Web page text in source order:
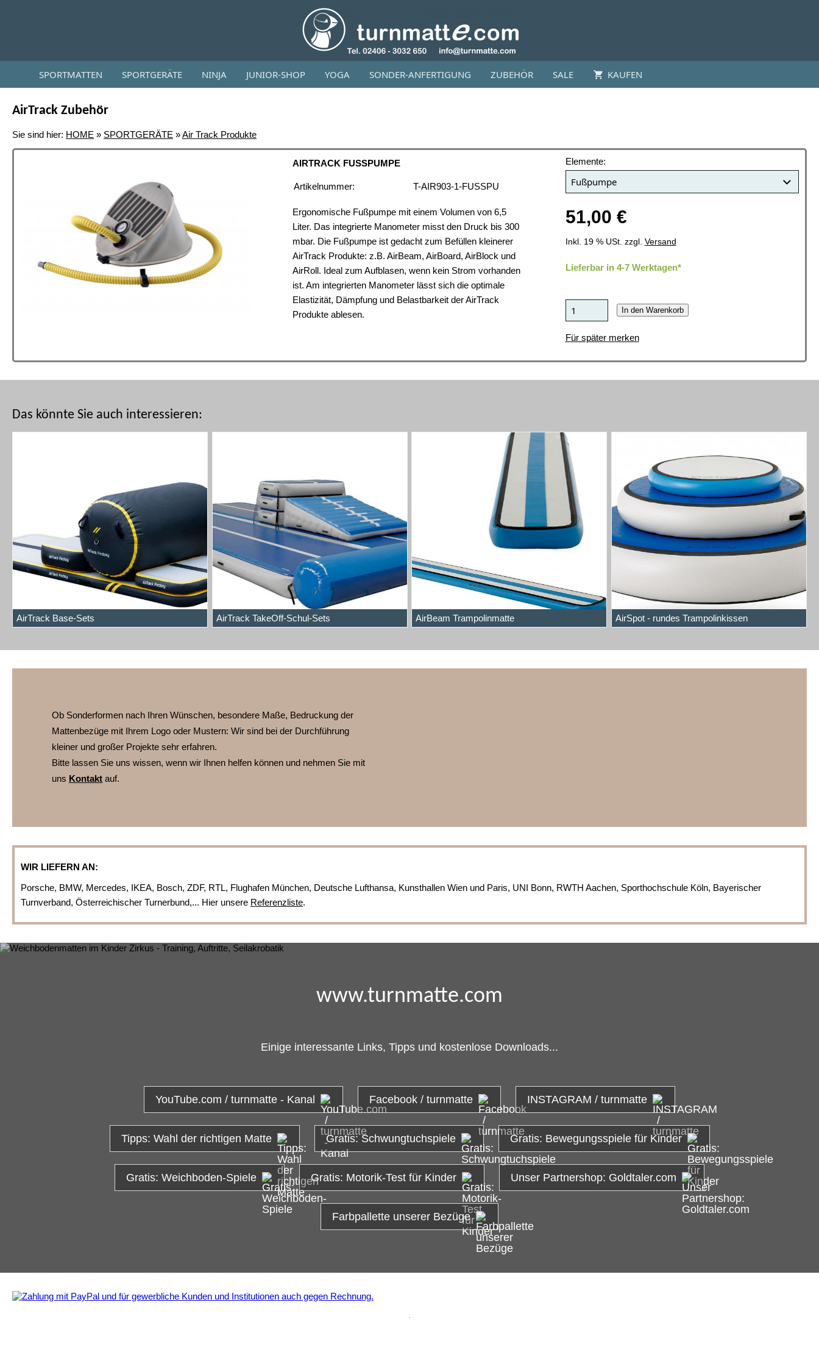
SPORTMATTEN SPORTGERÄTE NINJA JUNIOR-SHOP YOGA SONDER-ANFERTIGUNG ZUBEHÖR SALE KAUFEN
AirTrack Zubehör
Sie sind hier: HOME » SPORTGERÄTE »Air Track Produkte
AIRTRACK FUSSPUMPE
Artikelnummer: T-AIR903-1-FUSSPU
Ergonomische Fußpumpe mit einem Volumen von 6,5
Liter. Das integrierte Manometer misst den Druck bis 300
mbar. Die Fußpumpe ist gedacht zum Befüllen kleinerer
AirTrack Produkte: z.B. AirBeam, AirBoard, AirBlock und
AirRoll. Ideal zum Aufblasen, wenn kein Strom vorhanden
ist. Am integrierten Manometer lässt sich die optimale
Elastizität, Dämpfung und Belastbarkeit der AirTrack
Produkte ablesen.
Elemente:
51,00 €
Inkl. 19 % USt. zzgl. Versand
Lieferbar in 4-7 Werktagen*
In den Warenkorb
Für später merken
Das könnte Sie auch interessieren:
AirTrack Base-Sets AirTrack TakeOff-Schul-Sets AirBeam Trampolinmatte AirSpot - rundes Trampolinkissen
Ob Sonderformen nach Ihren Wünschen, besondere Maße, Bedruckung der
Mattenbezüge mit Ihrem Logo oder Mustern: Wir sind bei der Durchführung
kleiner und großer Projekte sehr erfahren.
Bitte lassen Sie uns wissen, wenn wir Ihnen helfen können und nehmen Sie mit
uns Kontakt auf.
WIR LIEFERN AN:
Porsche, BMW, Mercedes, IKEA, Bosch, ZDF, RTL, Flughafen München, Deutsche Lufthansa, Kunsthallen Wien und Paris, UNI Bonn, RWTH Aachen, Sporthochschule Köln, Bayerischer
Turnverband, Österreichischer Turnerbund,... Hier unsere Referenzliste.
www.turnmatte.com
Einige interessante Links, Tipps und kostenlose Downloads...
YouTube.com / turnmatte - Kanal Facebook / turnmatte INSTAGRAM / turnmatte
Tipps: Wahl der richtigen Matte Gratis: Schwungtuchspiele Gratis: Bewegungsspiele für Kinder
Gratis: Weichboden-Spiele Gratis: Motorik-Test für Kinder Unser Partnershop: Goldtaler.com
Farbpallette unserer Bezüge
.